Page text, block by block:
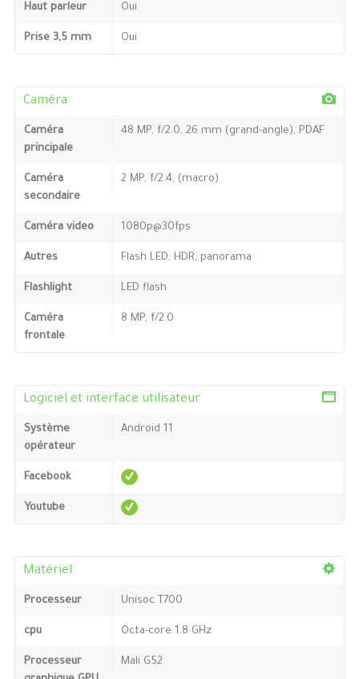
Haut parleur Oui
Prise 3,5 mm Oui
Caméra
Caméra
principale
48 MP, f/2.0, 26 mm (grand-angle), PDAF
Caméra
secondaire
2 MP, f/2.4, (macro)
Caméra video 1080p@30fps
Autres Flash LED, HDR, panorama
Flashlight LED flash
Caméra
frontale
8 MP, f/2.0
Logiciel et interface utilisateur
Système
opérateur
Android 11
Facebook
Youtube
Matériel
Processeur Unisoc T700
cpu Octa-core 1.8 GHz
Processeur
Mali G52